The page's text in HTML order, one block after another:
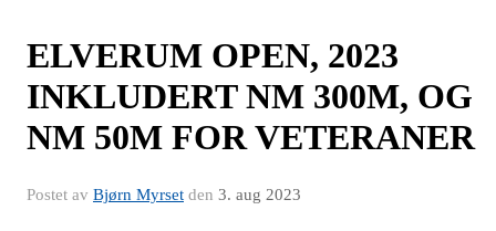
ELVERUM OPEN, 2023
INKLUDERT NM 300M, OG
NM 50M FOR VETERANER
Postet av Bjørn Myrset den 3. aug 2023